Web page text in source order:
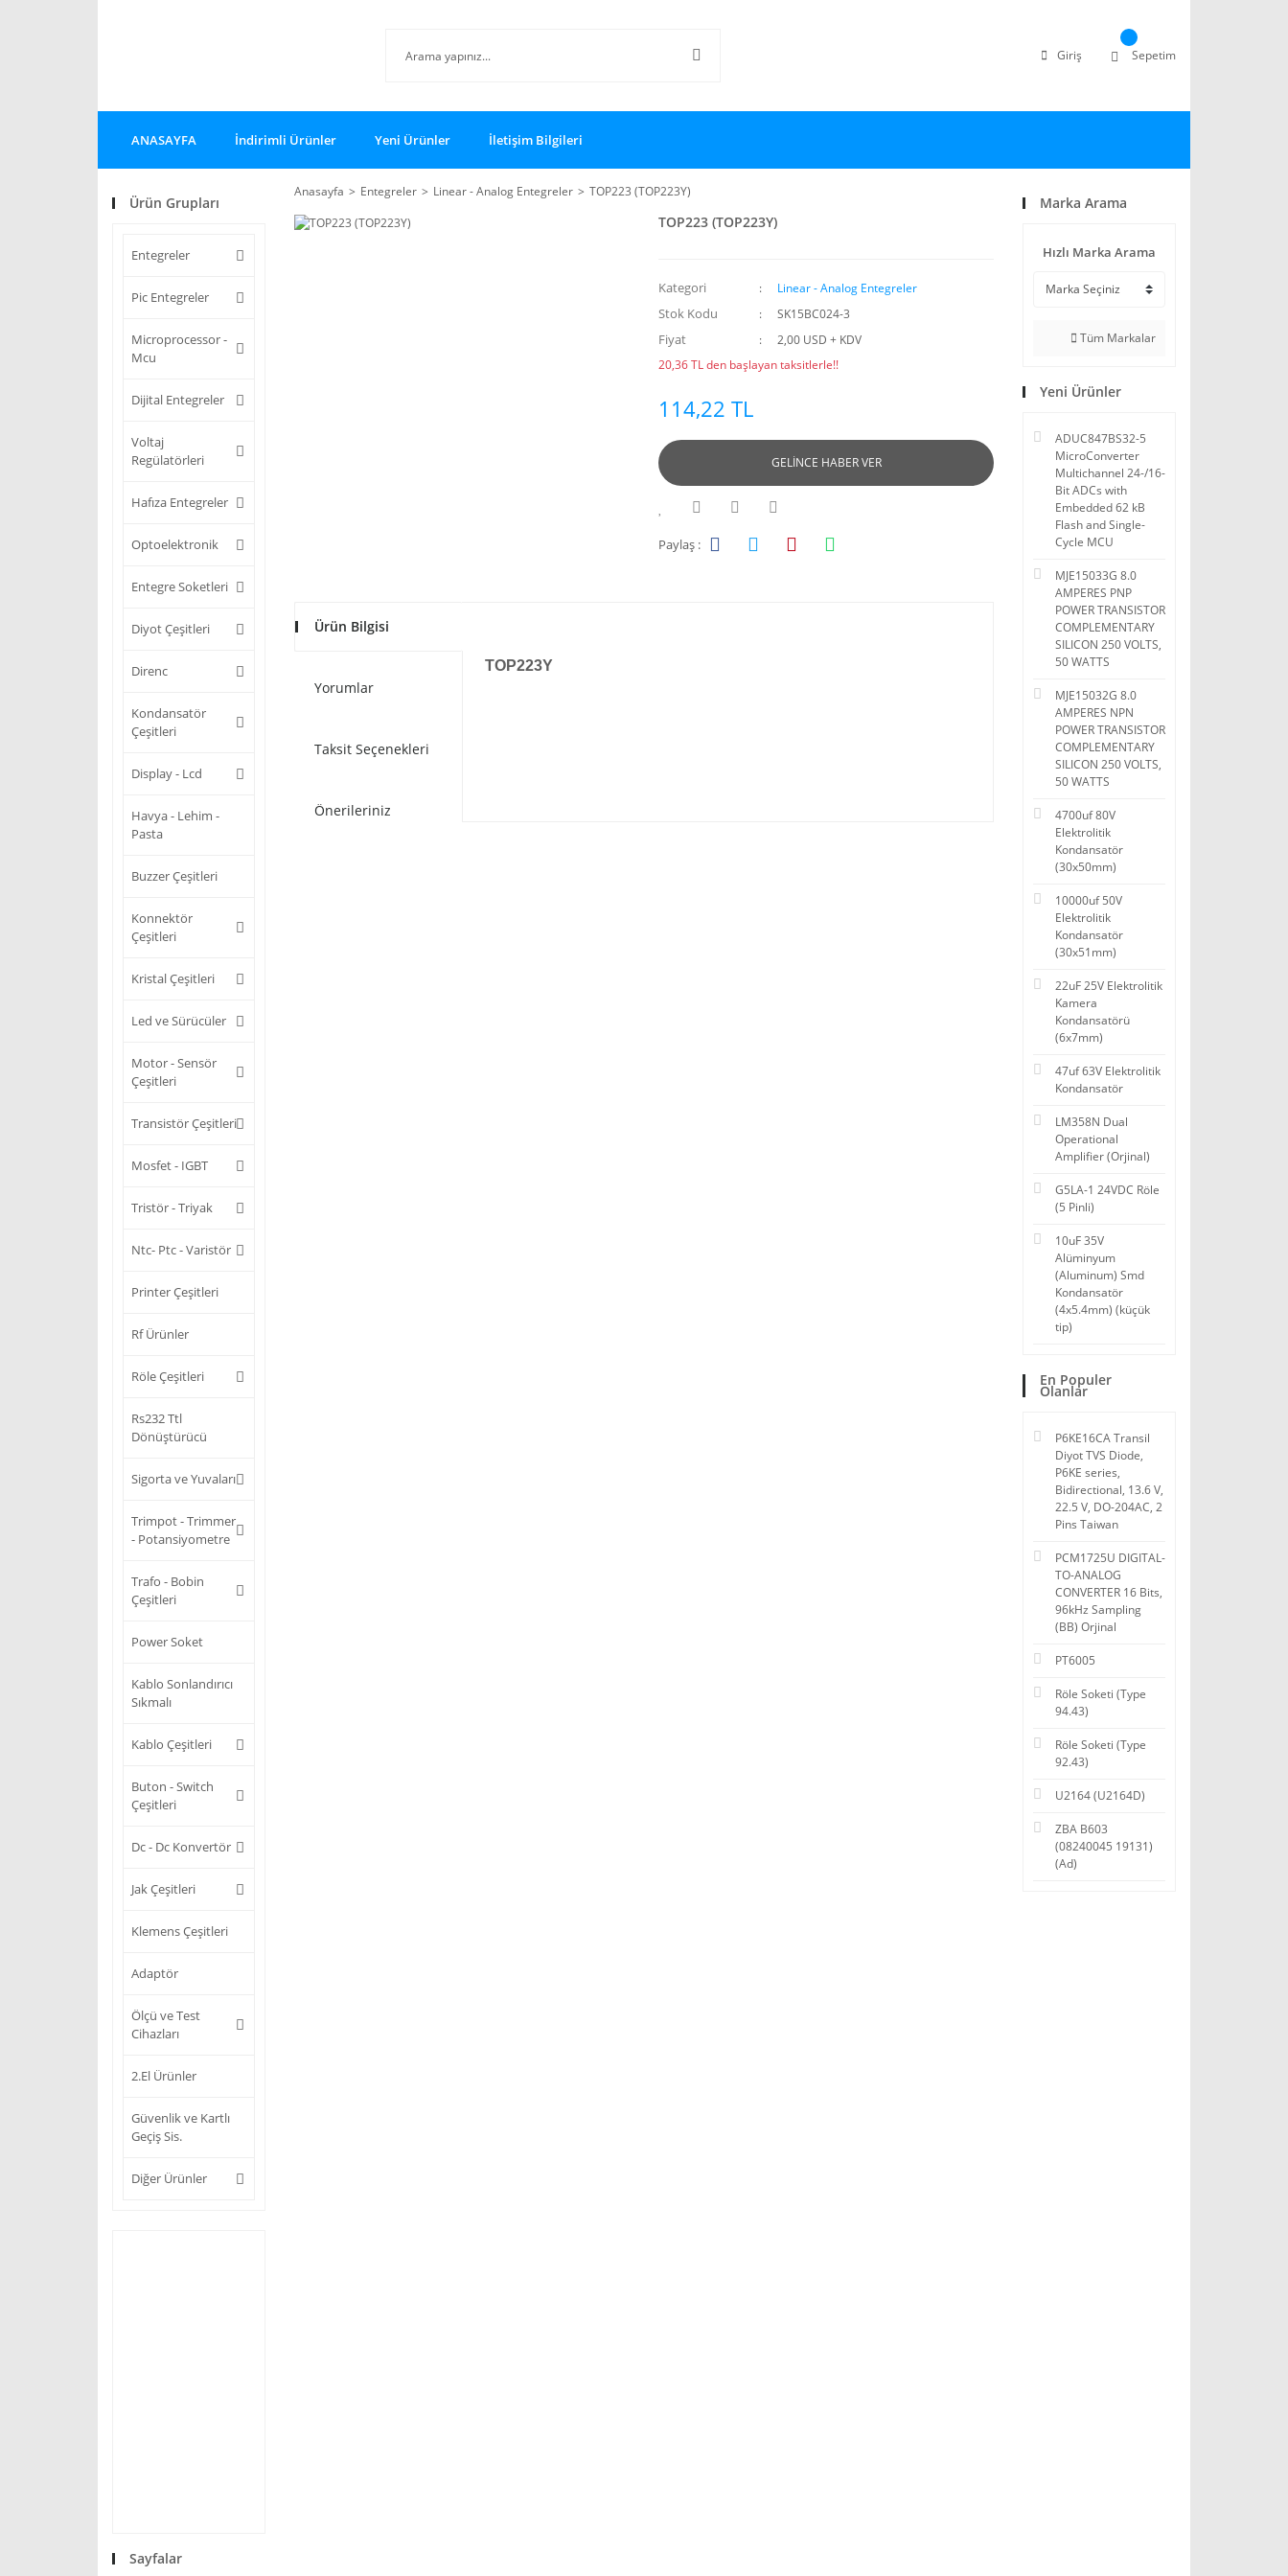
Giriş Sepetim
ANASAYFA İndirimli Ürünler Yeni Ürünler İletişim Bilgileri
Ürün Grupları
Entegreler
Pic Entegreler
Microprocessor -
Mcu
Dijital Entegreler
Voltaj
Regülatörleri
Hafıza Entegreler
Optoelektronik
Entegre Soketleri
Diyot Çeşitleri
Direnc
Kondansatör
Çeşitleri
Display - Lcd
Havya - Lehim -
Pasta
Buzzer Çeşitleri
Konnektör
Çeşitleri
Kristal Çeşitleri
Led ve Sürücüler
Motor - Sensör
Çeşitleri
Transistör Çeşitleri
Mosfet - IGBT
Tristör - Triyak
Ntc- Ptc - Varistör
Printer Çeşitleri
Rf Ürünler
Röle Çeşitleri
Rs232 Ttl
Dönüştürücü
Sigorta ve Yuvaları
Trimpot - Trimmer
- Potansiyometre
Trafo - Bobin
Çeşitleri
Power Soket
Kablo Sonlandırıcı
Sıkmalı
Kablo Çeşitleri
Buton - Switch
Çeşitleri
Dc - Dc Konvertör
Jak Çeşitleri
Klemens Çeşitleri
Adaptör
Ölçü ve Test
Cihazları
2.El Ürünler
Güvenlik ve Kartlı
Geçiş Sis.
Diğer Ürünler
Sayfalar
Anasayfa Entegreler Linear - Analog Entegreler TOP223 (TOP223Y)
TOP223 (TOP223Y)
Kategori Linear - Analog Entegreler
Stok Kodu SK15BC024-3
Fiyat
2,00 USD + KDV
20,36 TL den başlayan taksitlerle!!
114,22 TL
GELİNCE HABER VER
Paylaş :
Ürün Bilgisi
Yorumlar
Taksit Seçenekleri
Önerileriniz
TOP223Y
Marka Arama
Hızlı Marka Arama
Tüm Markalar
Yeni Ürünler
ADUC847BS32-5
MicroConverter
Multichannel 24-/16-
Bit ADCs with
Embedded 62 kB
Flash and Single-
Cycle MCU
MJE15033G 8.0
AMPERES PNP
POWER TRANSISTOR
COMPLEMENTARY
SILICON 250 VOLTS,
50 WATTS
MJE15032G 8.0
AMPERES NPN
POWER TRANSISTOR
COMPLEMENTARY
SILICON 250 VOLTS,
50 WATTS
4700uf 80V
Elektrolitik
Kondansatör
(30x50mm)
10000uf 50V
Elektrolitik
Kondansatör
(30x51mm)
22uF 25V Elektrolitik
Kamera
Kondansatörü
(6x7mm)
47uf 63V Elektrolitik
Kondansatör
LM358N Dual
Operational
Amplifier (Orjinal)
G5LA-1 24VDC Röle
(5 Pinli)
10uF 35V
Alüminyum
(Aluminum) Smd
Kondansatör
(4x5.4mm) (küçük
tip)
En Populer
Olanlar
P6KE16CA Transil
Diyot TVS Diode,
P6KE series,
Bidirectional, 13.6 V,
22.5 V, DO-204AC, 2
Pins Taiwan
PCM1725U DIGITAL-
TO-ANALOG
CONVERTER 16 Bits,
96kHz Sampling
(BB) Orjinal
PT6005
Röle Soketi (Type
94.43)
Röle Soketi (Type
92.43)
U2164 (U2164D)
ZBA B603
(08240045 19131)
(Ad)